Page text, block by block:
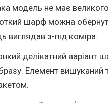
модель не має
шарф можна
виглядав з-під коміра.
делікатний варіант
Елемент вишуканий